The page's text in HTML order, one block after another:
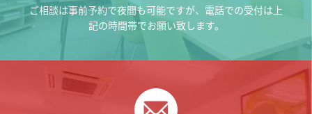
ご相談は事前予約で夜間も可能ですが、電話での受付は上
記の時間帯でお願い致します。